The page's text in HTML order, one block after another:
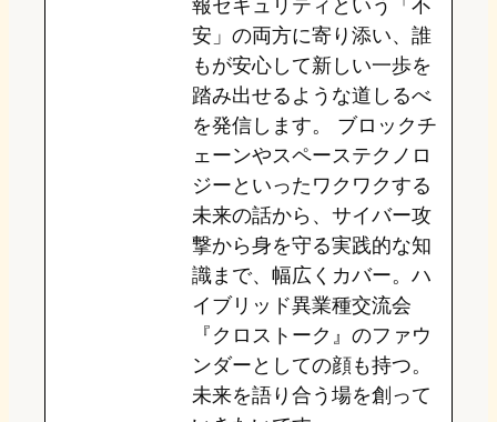
報セキュリティという「不
安」の両方に寄り添い、誰
もが安心して新しい一歩を
踏み出せるような道しるべ
を発信します。 ブロックチ
ェーンやスペーステクノロ
ジーといったワクワクする
未来の話から、サイバー攻
撃から身を守る実践的な知
識まで、幅広くカバー。ハ
イブリッド異業種交流会
『クロストーク』のファウ
ンダーとしての顔も持つ。
未来を語り合う場を創って